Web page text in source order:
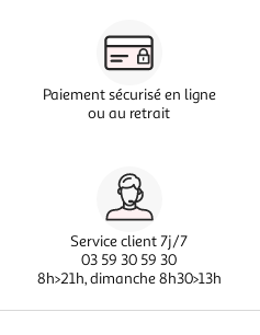
Paiement sécurisé en ligne
ou au retrait
Service client 7j/7
03 59 30 59 30
8h>21h, dimanche 8h30>13h